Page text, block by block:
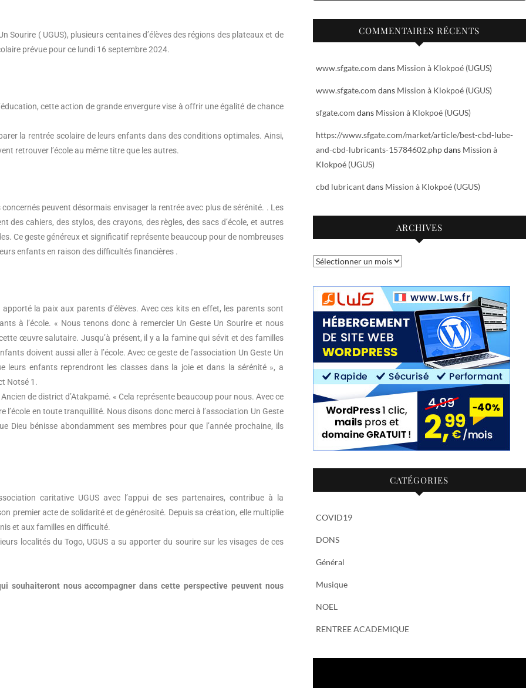
Sourire ( UGUS), plusieurs centaines d’élèves des régions des plateaux et de
prévue pour ce lundi 16 septembre 2024.
cette action de grande envergure vise à offrir une égalité de chance
la rentrée scolaire de leurs enfants dans des conditions optimales. Ainsi,
retrouver l’école au même titre que les autres.
peuvent désormais envisager la rentrée avec plus de sérénité. . Les
des cahiers, des stylos, des crayons, des règles, des sacs d’école, et autres
Ce geste généreux et significatif représente beaucoup pour de nombreuses
enfants en raison des difficultés financières .
la paix aux parents d’élèves. Avec ces kits en effet, les parents sont
à l’école. « Nous tenons donc à remercier Un Geste Un Sourire et nous
œuvre salutaire. Jusqu’à présent, il y a la famine qui sévit et des familles
doivent aussi aller à l’école. Avec ce geste de l’association Un Geste Un
leurs enfants reprendront les classes dans la joie et dans la sérénité », a
Notsé 1.
de district d’Atakpamé. « Cela représente beaucoup pour nous. Avec ce
en toute tranquillité. Nous disons donc merci à l’association Un Geste
Dieu bénisse abondamment ses membres pour que l’année prochaine, ils
caritative UGUS avec l’appui de ses partenaires, contribue à la
premier acte de solidarité et de générosité. Depuis sa création, elle multiplie
et aux familles en difficulté.
localités du Togo, UGUS a su apporter du sourire sur les visages de ces
COMMENTAIRES RÉCENTS
www.sfgate.com dans Mission à Klokpoé (UGUS)
www.sfgate.com dans Mission à Klokpoé (UGUS)
sfgate.com dans Mission à Klokpoé (UGUS)
https://www.sfgate.com/market/article/best-cbd-lube-
and-cbd-lubricants-15784602.phpdans Mission à
Klokpoé (UGUS)
cbd lubricantdans Mission à Klokpoé (UGUS)
ARCHIVES
CATÉGORIES
COVID19
DONS
Général
Musique
NOEL
RENTREE ACADEMIQUE